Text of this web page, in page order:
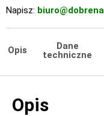
Napisz:
Opis
Dane
techniczne
Opis